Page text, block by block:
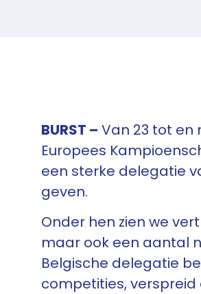
BURST – Van 23 tot en
Europees
een sterke delegatie
geven.
Onder hen zien we
maar ook een aantal
Belgische delegatie
competities, verspreid